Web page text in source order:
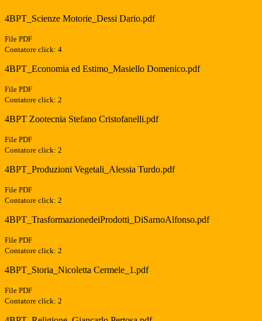
4BPT_Scienze Motorie_Dessi Dario.pdf
File PDF
Contatore click: 4
4BPT_Economia ed Estimo_Masiello Domenico.pdf
File PDF
Contatore click: 2
4BPT Zootecnia Stefano Cristofanelli.pdf
File PDF
Contatore click: 2
4BPT_Produzioni Vegetali_Alessia Turdo.pdf
File PDF
Contatore click: 2
4BPT_TrasformazionedeiProdotti_DiSarnoAlfonso.pdf
File PDF
Contatore click: 2
4BPT_Storia_Nicoletta Cermele_1.pdf
File PDF
Contatore click: 2